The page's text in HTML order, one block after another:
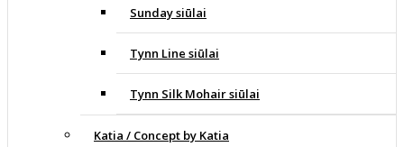
Sunday siūlai
Tynn Line siūlai
Tynn Silk Mohair siūlai
Katia / Concept by Katia